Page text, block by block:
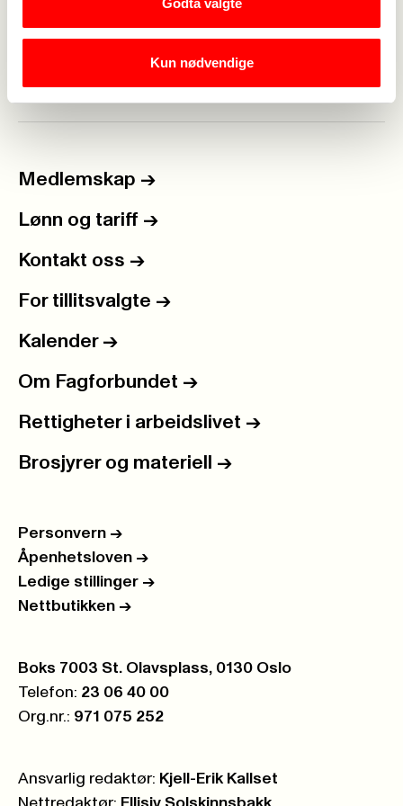
Godta valgte
Kun nødvendige
nødvendig for å sikre gode velferdstenester i heile
landet.
Medlemskap ->
Lønn og tariff ->
Kontakt oss ->
For tillitsvalgte ->
Kalender ->
Om Fagforbundet ->
Rettigheter i arbeidslivet ->
Brosjyrer og materiell ->
Personvern ->
Åpenhetsloven ->
Ledige stillinger ->
Nettbutikken ->
Postboks:
Boks 7003 St. Olavsplass, 0130 Oslo
Telefon: 23 06 40 00
Org.nr.: 971 075 252
Ansvarlig redaktør: Kjell-Erik Kallset